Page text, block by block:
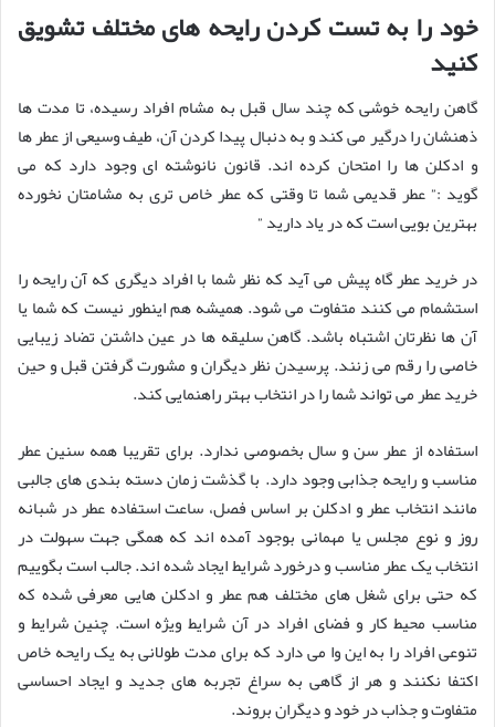
خود را به تست کردن رایحه های مختلف تشویق
کنید
گاهن رایحه خوشی که چند سال قبل به مشام افراد رسیده، تا مدت ها
ذهنشان را درگیر می کند و به دنبال پیدا کردن آن، طیف وسیعی از عطر ها
و ادکلن ها را امتحان کرده اند. قانون نانوشته ای وجود دارد که می
گوید :” عطر قدیمی شما تا وقتی که عطر خاص تری به مشامتان نخورده
بهترین بویی است که در یاد دارید ”
در خرید عطر گاه پیش می آید که نظر شما با افراد دیگری که آن رایحه را
استشمام می کنند متفاوت می شود. همیشه هم اینطور نیست که شما یا
آن ها نظرتان اشتباه باشد. گاهن سلیقه ها در عین داشتن تضاد زیبایی
خاصی را رقم می زنند. پرسیدن نظر دیگران و مشورت گرفتن قبل و حین
خرید عطر می تواند شما را در انتخاب بهتر راهنمایی کند.
استفاده از عطر سن و سال بخصوصی ندارد. برای تقریبا همه سنین عطر
مناسب و رایحه جذابی وجود دارد. با گذشت زمان دسته بندی های جالبی
مانند انتخاب عطر و ادکلن بر اساس فصل، ساعت استفاده عطر در شبانه
روز و نوع مجلس یا مهمانی بوجود آمده اند که همگی جهت سهولت در
انتخاب یک عطر مناسب و درخورد شرایط ایجاد شده اند. جالب است بگوییم
که حتی برای شغل های مختلف هم عطر و ادکلن هایی معرفی شده که
مناسب محیط کار و فضای افراد در آن شرایط ویژه است. چنین شرایط و
تنوعی افراد را به این وا می دارد که برای مدت طولانی به یک رایحه خاص
اکتفا نکنند و هر از گاهی به سراغ تجربه های جدید و ایجاد احساسی
متفاوت و جذاب در خود و دیگران بروند.